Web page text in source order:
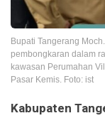
Bupati Tangerang
pembongkaran dalam
kawasan Perumahan
Pasar Kemis. Foto: ist
Kabupaten